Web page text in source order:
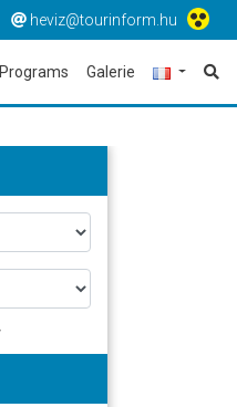
heviz@tourinform.hu
Programs Galerie